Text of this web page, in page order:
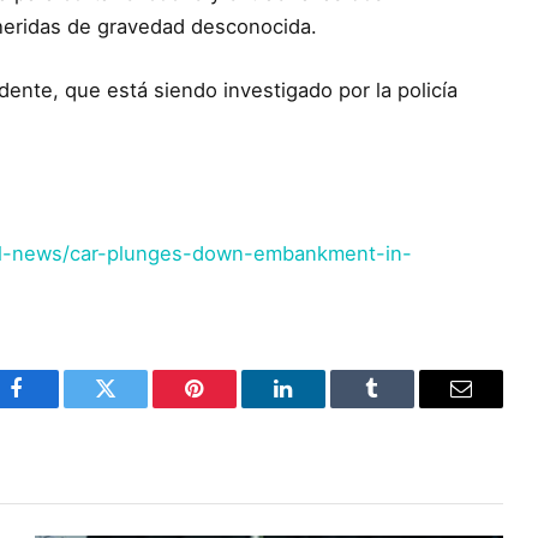
de gravedad desconocida.
que está siendo investigado por la policía
news/car-plunges-down-embankment-in-
Facebook Twitter Pinterest LinkedIn Tumblr Email